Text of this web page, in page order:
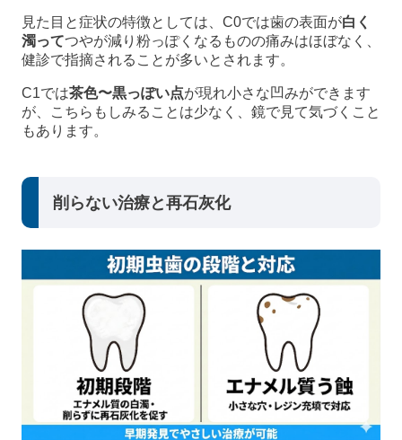
見た目と症状の特徴としては、C0では歯の表面が白く
濁ってつやが減り粉っぽくなるものの痛みはほぼなく、
健診で指摘されることが多いとされます。
C1では茶色〜黒っぽい点が現れ小さな凹みができます
が、こちらもしみることは少なく、鏡で見て気づくこと
もあります。
削らない治療と再石灰化